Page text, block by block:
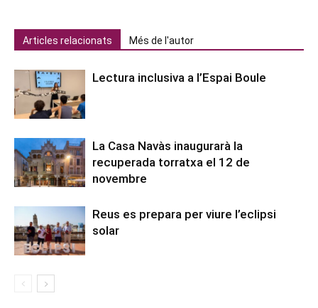
Articles relacionats Més de l'autor
Lectura inclusiva a l’Espai Boule
La Casa Navàs inaugurarà la
recuperada torratxa el 12 de
novembre
Reus es prepara per viure l’eclipsi
solar